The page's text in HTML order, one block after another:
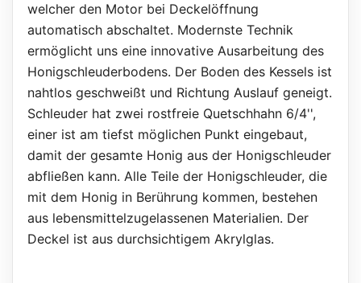
welcher den Motor bei Deckelöffnung
automatisch abschaltet. Modernste Technik
ermöglicht uns eine innovative Ausarbeitung des
Honigschleuderbodens. Der Boden des Kessels ist
nahtlos geschweißt und Richtung Auslauf geneigt.
Schleuder hat zwei rostfreie Quetschhahn 6/4'',
einer ist am tiefst möglichen Punkt eingebaut,
damit der gesamte Honig aus der Honigschleuder
abfließen kann. Alle Teile der Honigschleuder, die
mit dem Honig in Berührung kommen, bestehen
aus lebensmittelzugelassenen Materialien. Der
Deckel ist aus durchsichtigem Akrylglas.